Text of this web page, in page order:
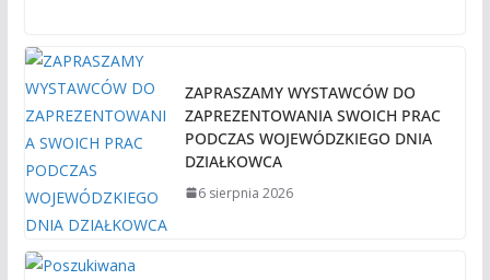
ZAPRASZAMY WYSTAWCÓW DO
ZAPREZENTOWANIA SWOICH PRAC
PODCZAS WOJEWÓDZKIEGO DNIA
DZIAŁKOWCA
6 sierpnia 2026